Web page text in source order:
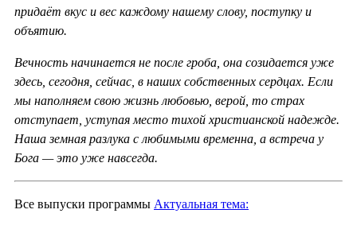
придаёт вкус и вес каждому нашему слову, поступку и
объятию.
Вечность начинается не после гроба, она созидается уже
здесь, сегодня, сейчас, в наших собственных сердцах. Если
мы наполняем свою жизнь любовью, верой, то страх
отступает, уступая место тихой христианской надежде.
Наша земная разлука с любимыми временна, а встреча у
Бога — это уже навсегда.
Все выпуски программы Актуальная тема: